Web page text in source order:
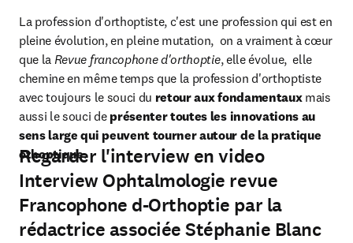
La profession d'orthoptiste, c'est une profession qui est en
pleine évolution, en pleine mutation,  on a vraiment à cœur
que la Revue francophone d'orthoptie, elle évolue,  elle
chemine en même temps que la profession d'orthoptiste
avec toujours le souci du retour aux fondamentaux mais
aussi le souci de présenter toutes les innovations au
sens large qui peuvent tourner autour de la pratique
othoptique.
Regarder l'interview en video
Interview Ophtalmologie revue
Francophone d-Orthoptie par la
rédactrice associée Stéphanie Blanc